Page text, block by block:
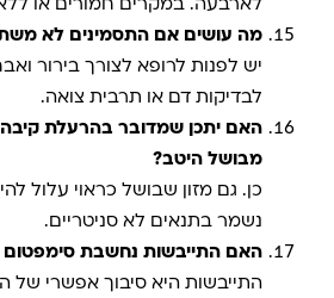
לארבעה. במקרים חמורים או
מה עושים אם התסמינים לא משתפרים
יש לפנות לרופא לצורך בירור
לבדיקות דם או תרבית צואה.
האם יתכן שמדובר בהרעלת
מבושל היטב?
כן. גם מזון שבושל כראוי עלול
נשמר בתנאים לא סניטריים.
האם התייבשות נחשבת סימפטום
התייבשות היא סיבוך אפשרי של